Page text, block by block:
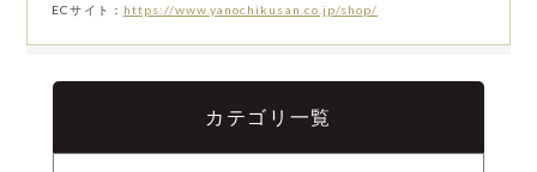
ECサイト： https://www.yanochikusan.co.jp/shop/
カテゴリ一覧